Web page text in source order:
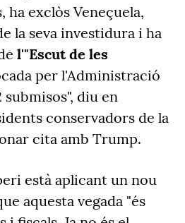
ha exclòs Veneçuela,
la seva investidura i ha
l'"Escut de les
per l'Administració
submisos", diu en
conservadors de la
cita amb Trump.
està aplicant un nou
aquesta vegada "és